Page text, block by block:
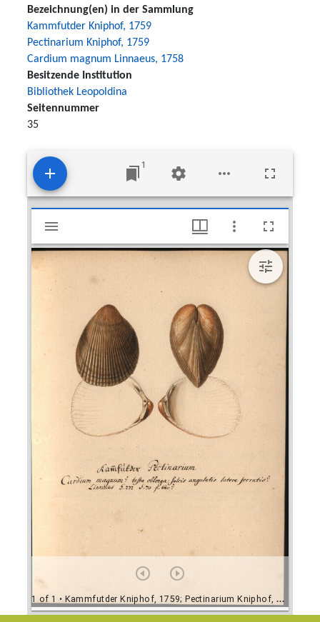
Bezeichnung(en) in der Sammlung
Kammfutder Kniphof, 1759
Pectinarium Kniphof, 1759
Cardium magnum Linnaeus, 1758
Besitzende Institution
Bibliothek Leopoldina
Seitennummer
35
1
Mirador
viewer
1 of 1 • Kammfutder Kniphof, 1759; Pectinarium Kniphof, 1759